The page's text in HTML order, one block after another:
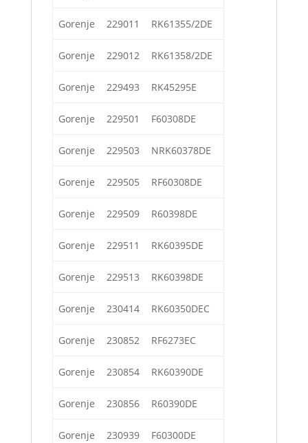
Gorenje 229011 RK61355/2DE
Gorenje 229012 RK61358/2DE
Gorenje 229493 RK45295E
Gorenje 229501 F60308DE
Gorenje 229503 NRK60378DE
Gorenje 229505 RF60308DE
Gorenje 229509 R60398DE
Gorenje 229511 RK60395DE
Gorenje 229513 RK60398DE
Gorenje 230414 RK60350DEC
Gorenje 230852 RF6273EC
Gorenje 230854 RK60390DE
Gorenje 230856 R60390DE
Gorenje 230939 F60300DE